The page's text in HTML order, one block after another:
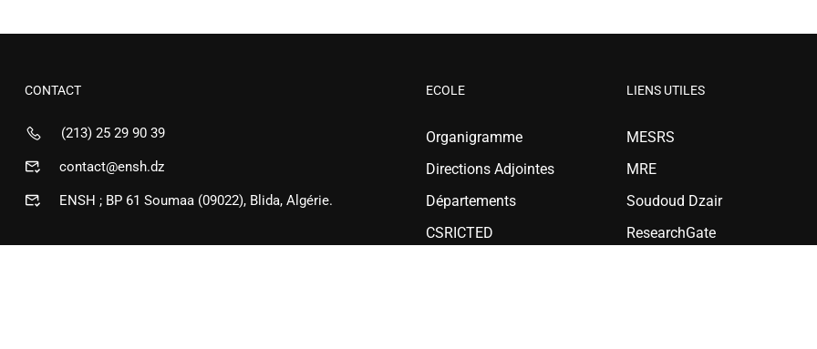
CONTACT
(213) 25 29 90 39
contact@ensh.dz
ENSH ; BP 61 Soumaa (09022), Blida, Algérie.
ECOLE
Organigramme
Directions Adjointes
Départements
CSRICTED
LIENS UTILES
MESRS
MRE
Soudoud Dzair
ResearchGate